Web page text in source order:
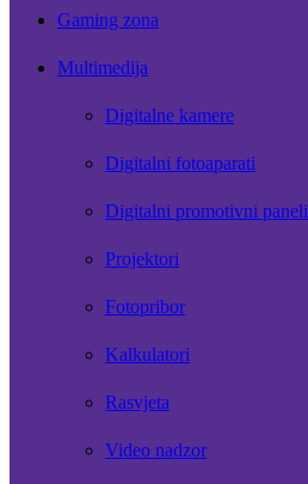
Gaming zona
Multimedija
Digitalne kamere
Digitalni fotoaparati
Digitalni promotivni paneli
Projektori
Fotopribor
Kalkulatori
Rasvjeta
Video nadzor